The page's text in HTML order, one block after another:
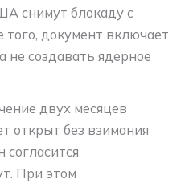
снимут блокаду с
того, документ включает
не создавать ядерное
двух месяцев
открыт без взимания
согласится
При этом